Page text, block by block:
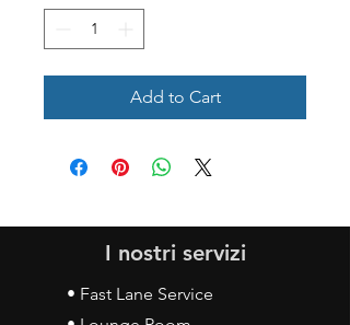
Add to Cart
I nostri servizi
• Fast Lane Service